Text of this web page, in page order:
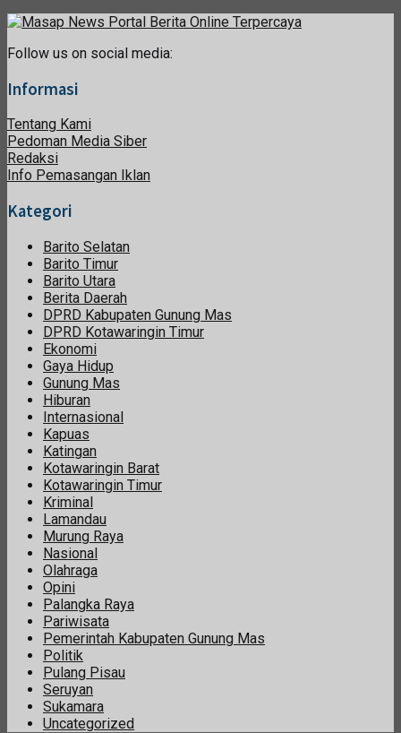
Follow us on social media:
Informasi
Tentang Kami
Pedoman Media Siber
Redaksi
Info Pemasangan Iklan
Kategori
Barito Selatan
Barito Timur
Barito Utara
Berita Daerah
DPRD Kabupaten Gunung Mas
DPRD Kotawaringin Timur
Ekonomi
Gaya Hidup
Gunung Mas
Hiburan
Internasional
Kapuas
Katingan
Kotawaringin Barat
Kotawaringin Timur
Kriminal
Lamandau
Murung Raya
Nasional
Olahraga
Opini
Palangka Raya
Pariwisata
Pemerintah Kabupaten Gunung Mas
Politik
Pulang Pisau
Seruyan
Sukamara
Uncategorized